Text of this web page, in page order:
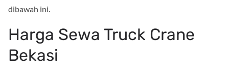
dibawah ini.
Harga Sewa Truck Crane
Bekasi